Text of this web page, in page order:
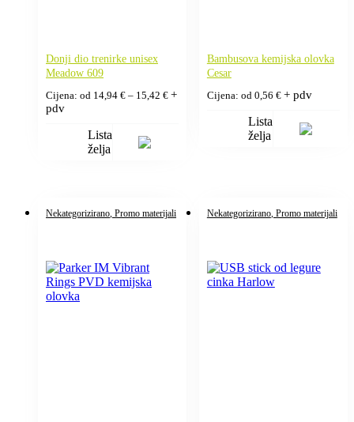
Donji dio trenirke unisex
Meadow 609
Cijena: od 14,94 € – 15,42 €Raspon
+
pdv
Lista
želja
Bambusova kemijska olovka
Cesar
Cijena: od 0,56 € + pdv
Lista
želja
Nekategorizirano, Promo materijali Nekategorizirano, Promo materijali